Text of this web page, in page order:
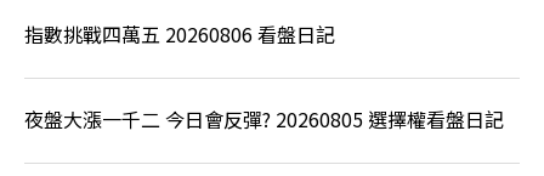
指數挑戰四萬五 20260806 看盤日記
夜盤大漲一千二 今日會反彈? 20260805 選擇權看盤日記